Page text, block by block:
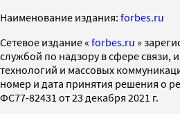
Наименование издания: forbes.ru
Cетевое издание « forbes.ru »
службой по надзору в сфере
технологий и массовых
номер и дата принятия решения о
ФС77-82431 от 23 декабря 2021 г.